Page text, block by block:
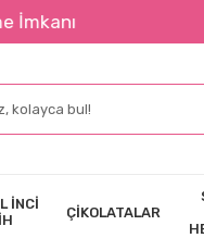
İNCİ
ÇİKOLATALAR